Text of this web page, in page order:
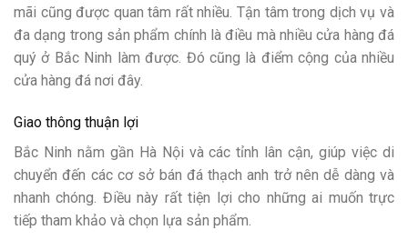
mãi cũng được quan tâm rất nhiều. Tận tâm trong dịch vụ và
đa dạng trong sản phẩm chính là điều mà nhiều cửa hàng đá
quý ở Bắc Ninh làm được. Đó cũng là điểm cộng của nhiều
cửa hàng đá nơi đây.
Giao thông thuận lợi
Bắc Ninh nằm gần Hà Nội và các tỉnh lân cận, giúp việc di
chuyển đến các cơ sở bán đá thạch anh trở nên dễ dàng và
nhanh chóng. Điều này rất tiện lợi cho những ai muốn trực
tiếp tham khảo và chọn lựa sản phẩm.